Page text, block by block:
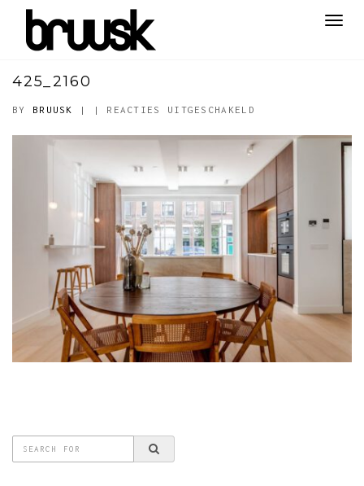
425_2160
BY BRUUSK | | REACTIES UITGESCHAKELD